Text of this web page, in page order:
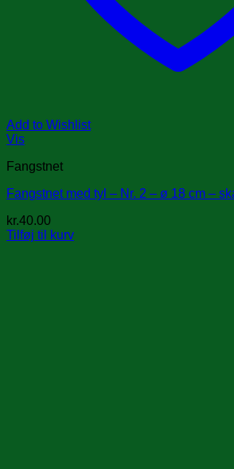
Add to Wishlist
Vis
Fangstnet
Fangstnet med tyl – Nr. 2 – ø 18 cm –
kr.40.00
Tilføj til kurv